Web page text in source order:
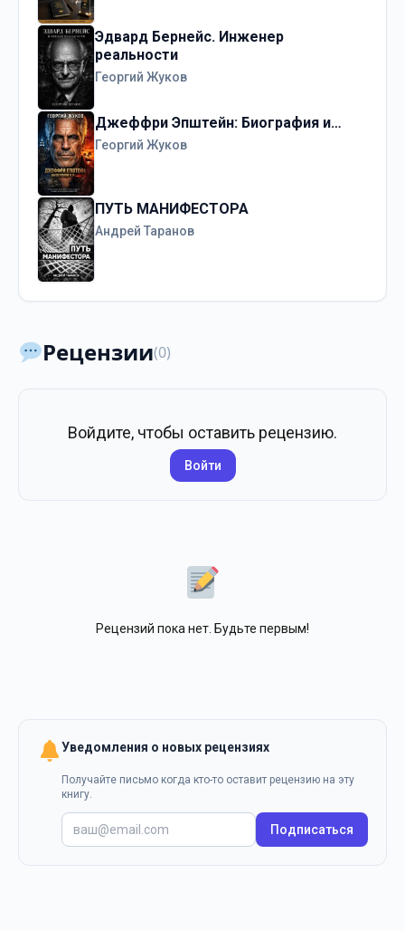
Эдвард Бернейс. Инженер
реальности
Георгий Жуков
Джеффри Эпштейн: Биография и…
Георгий Жуков
ПУТЬ МАНИФЕСТОРА
Андрей Таранов
Рецензии(0)
Войдите, чтобы оставить рецензию.
Войти
Рецензий пока нет. Будьте первым!
Уведомления о новых рецензиях
Получайте письмо когда кто-то оставит рецензию на эту
книгу.
Подписаться